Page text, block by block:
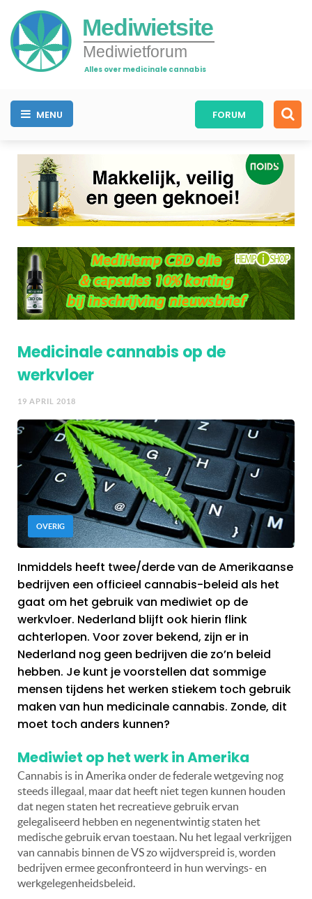
Mediwietsite
Mediwietforum
Alles over medicinale cannabis
MENU FORUM
Medicinale cannabis op de
werkvloer
19 APRIL 2018
OVERIG
Inmiddels heeft twee/derde van de Amerikaanse
bedrijven een officieel cannabis-beleid als het
gaat om het gebruik van mediwiet op de
werkvloer. Nederland blijft ook hierin flink
achterlopen. Voor zover bekend, zijn er in
Nederland nog geen bedrijven die zo’n beleid
hebben. Je kunt je voorstellen dat sommige
mensen tijdens het werken stiekem toch gebruik
maken van hun medicinale cannabis. Zonde, dit
moet toch anders kunnen?
Mediwiet op het werk in Amerika
Cannabis is in Amerika onder de federale wetgeving nog
steeds illegaal, maar dat heeft niet tegen kunnen houden
dat negen staten het recreatieve gebruik ervan
gelegaliseerd hebben en negenentwintig staten het
medische gebruik ervan toestaan. Nu het legaal verkrijgen
van cannabis binnen de VS zo wijdverspreid is, worden
bedrijven ermee geconfronteerd in hun wervings- en
werkgelegenheidsbeleid.